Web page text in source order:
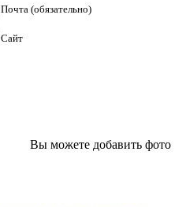
Почта (обязательно)
Сайт
Вы можете добавить фото